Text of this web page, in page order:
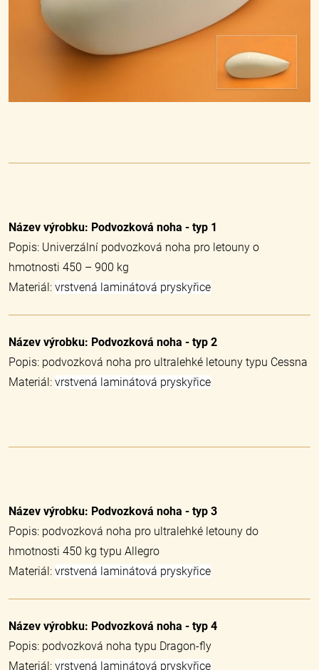
Název výrobku: Podvozková noha - typ 1
Popis: Univerzální podvozková noha pro letouny o
hmotnosti 450 – 900 kg
Materiál: vrstvená laminátová pryskyřice
Název výrobku: Podvozková noha - typ 2
Popis: podvozková noha pro ultralehké letouny typu Cessna
Materiál: vrstvená laminátová pryskyřice
Název výrobku: Podvozková noha - typ 3
Popis: podvozková noha pro ultralehké letouny do
hmotnosti 450 kg typu Allegro
Materiál: vrstvená laminátová pryskyřice
Název výrobku: Podvozková noha - typ 4
Popis: podvozková noha typu Dragon-fly
Materiál: vrstvená laminátová pryskyřice